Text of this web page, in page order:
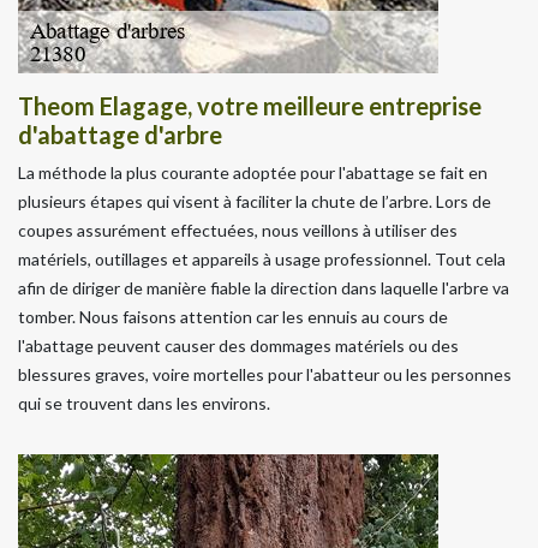
Theom Elagage, votre meilleure entreprise
d'abattage d'arbre
La méthode la plus courante adoptée pour l'abattage se fait en
plusieurs étapes qui visent à faciliter la chute de l’arbre. Lors de
coupes assurément effectuées, nous veillons à utiliser des
matériels, outillages et appareils à usage professionnel. Tout cela
afin de diriger de manière fiable la direction dans laquelle l'arbre va
tomber. Nous faisons attention car les ennuis au cours de
l'abattage peuvent causer des dommages matériels ou des
blessures graves, voire mortelles pour l'abatteur ou les personnes
qui se trouvent dans les environs.